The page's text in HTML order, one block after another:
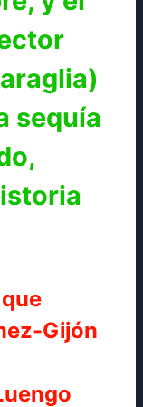
sequía
Gijón